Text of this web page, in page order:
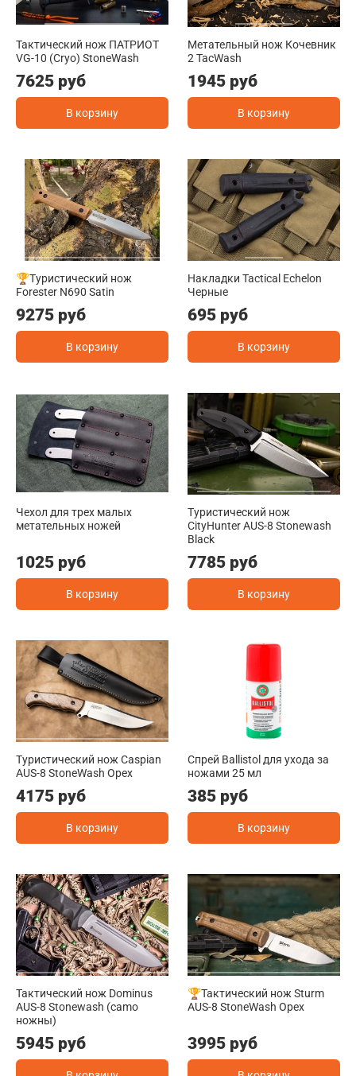
Тактический нож ПАТРИОТ
VG-10 (Cryo) StoneWash
7625 руб
В корзину
Метательный нож Кочевник
2 TacWash
1945 руб
В корзину
🏆Туристический нож
Forester N690 Satin
9275 руб
В корзину
Накладки Tactical Echelon
Черные
695 руб
В корзину
Чехол для трех малых
метательных ножей
1025 руб
В корзину
Туристичеcкий нож
CityHunter AUS-8 Stonewash
Black
7785 руб
В корзину
Туристический нож Caspian
AUS-8 StoneWash Орех
4175 руб
В корзину
Спрей Ballistol для ухода за
ножами 25 мл
385 руб
В корзину
Тактический нож Dominus
AUS-8 Stonewash (camo
ножны)
5945 руб
🏆Тактический нож Sturm
AUS-8 StoneWash Орех
3995 руб